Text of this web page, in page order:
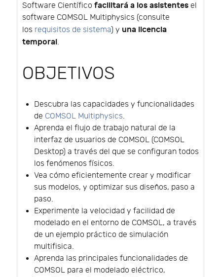
Software Científico facilitará a los asistentes el
software COMSOL Multiphysics (consulte
los requisitos de sistema) y una licencia
temporal.
OBJETIVOS
Descubra las capacidades y funcionalidades
de COMSOL Multiphysics.
Aprenda el flujo de trabajo natural de la
interfaz de usuarios de COMSOL (COMSOL
Desktop) a través del que se configuran todos
los fenómenos físicos.
Vea cómo eficientemente crear y modificar
sus modelos, y optimizar sus diseños, paso a
paso.
Experimente la velocidad y facilidad de
modelado en el entorno de COMSOL, a través
de un ejemplo práctico de simulación
multifisica.
Aprenda las principales funcionalidades de
COMSOL para el modelado eléctrico,